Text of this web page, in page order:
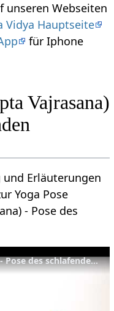
unseren Webseiten
Vidya Hauptseite
für Iphone
Vajrasana)
Erläuterungen
Yoga Pose
- Pose des
Diamantschlaf (Supta Vajrasana) - Pose des schlafenden Diamanten - Yoga Asana Lexikon